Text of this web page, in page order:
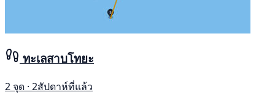
ทะเลสาบโทยะ
2 จุด · 2สัปดาห์ที่แล้ว